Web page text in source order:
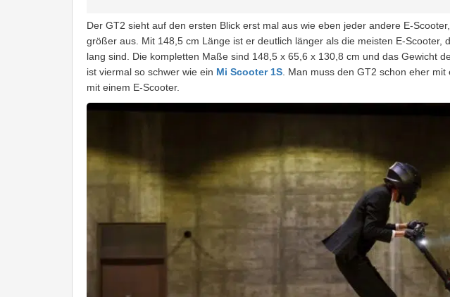
Der GT2 sieht auf den ersten Blick erst mal aus wie eben jeder andere E-
größer aus. Mit 148,5 cm Länge ist er deutlich länger als die meisten E-Scooter,
lang sind. Die kompletten Maße sind 148,5 x 65,6 x 130,8 cm und das Gewicht
ist viermal so schwer wie ein Mi Scooter 1S . Man muss den GT2 schon eher
mit einem E-Scooter.